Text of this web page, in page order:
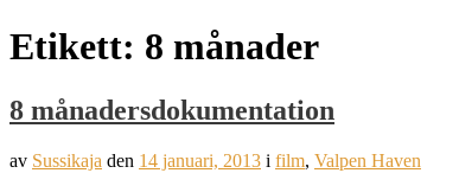
Etikett: 8 månader
8 månadersdokumentation
av Sussikaja den 14 januari, 2013 i film, Valpen Haven